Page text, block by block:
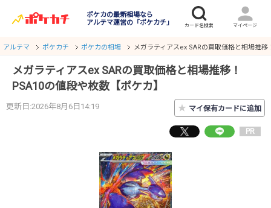
ポケカの最新相場なら
アルテマ運営の「ポケカチ」
アルテマ ポケカチ ポケカの相場 メガラティアスex SARの買取価格と相場推
メガラティアスex SARの買取価格と相場推移！
PSA10の値段や枚数【ポケカ】
更新日:2026年8月6日14:19 ★ マイ保有カードに追加
PR